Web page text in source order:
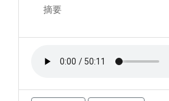
摘要